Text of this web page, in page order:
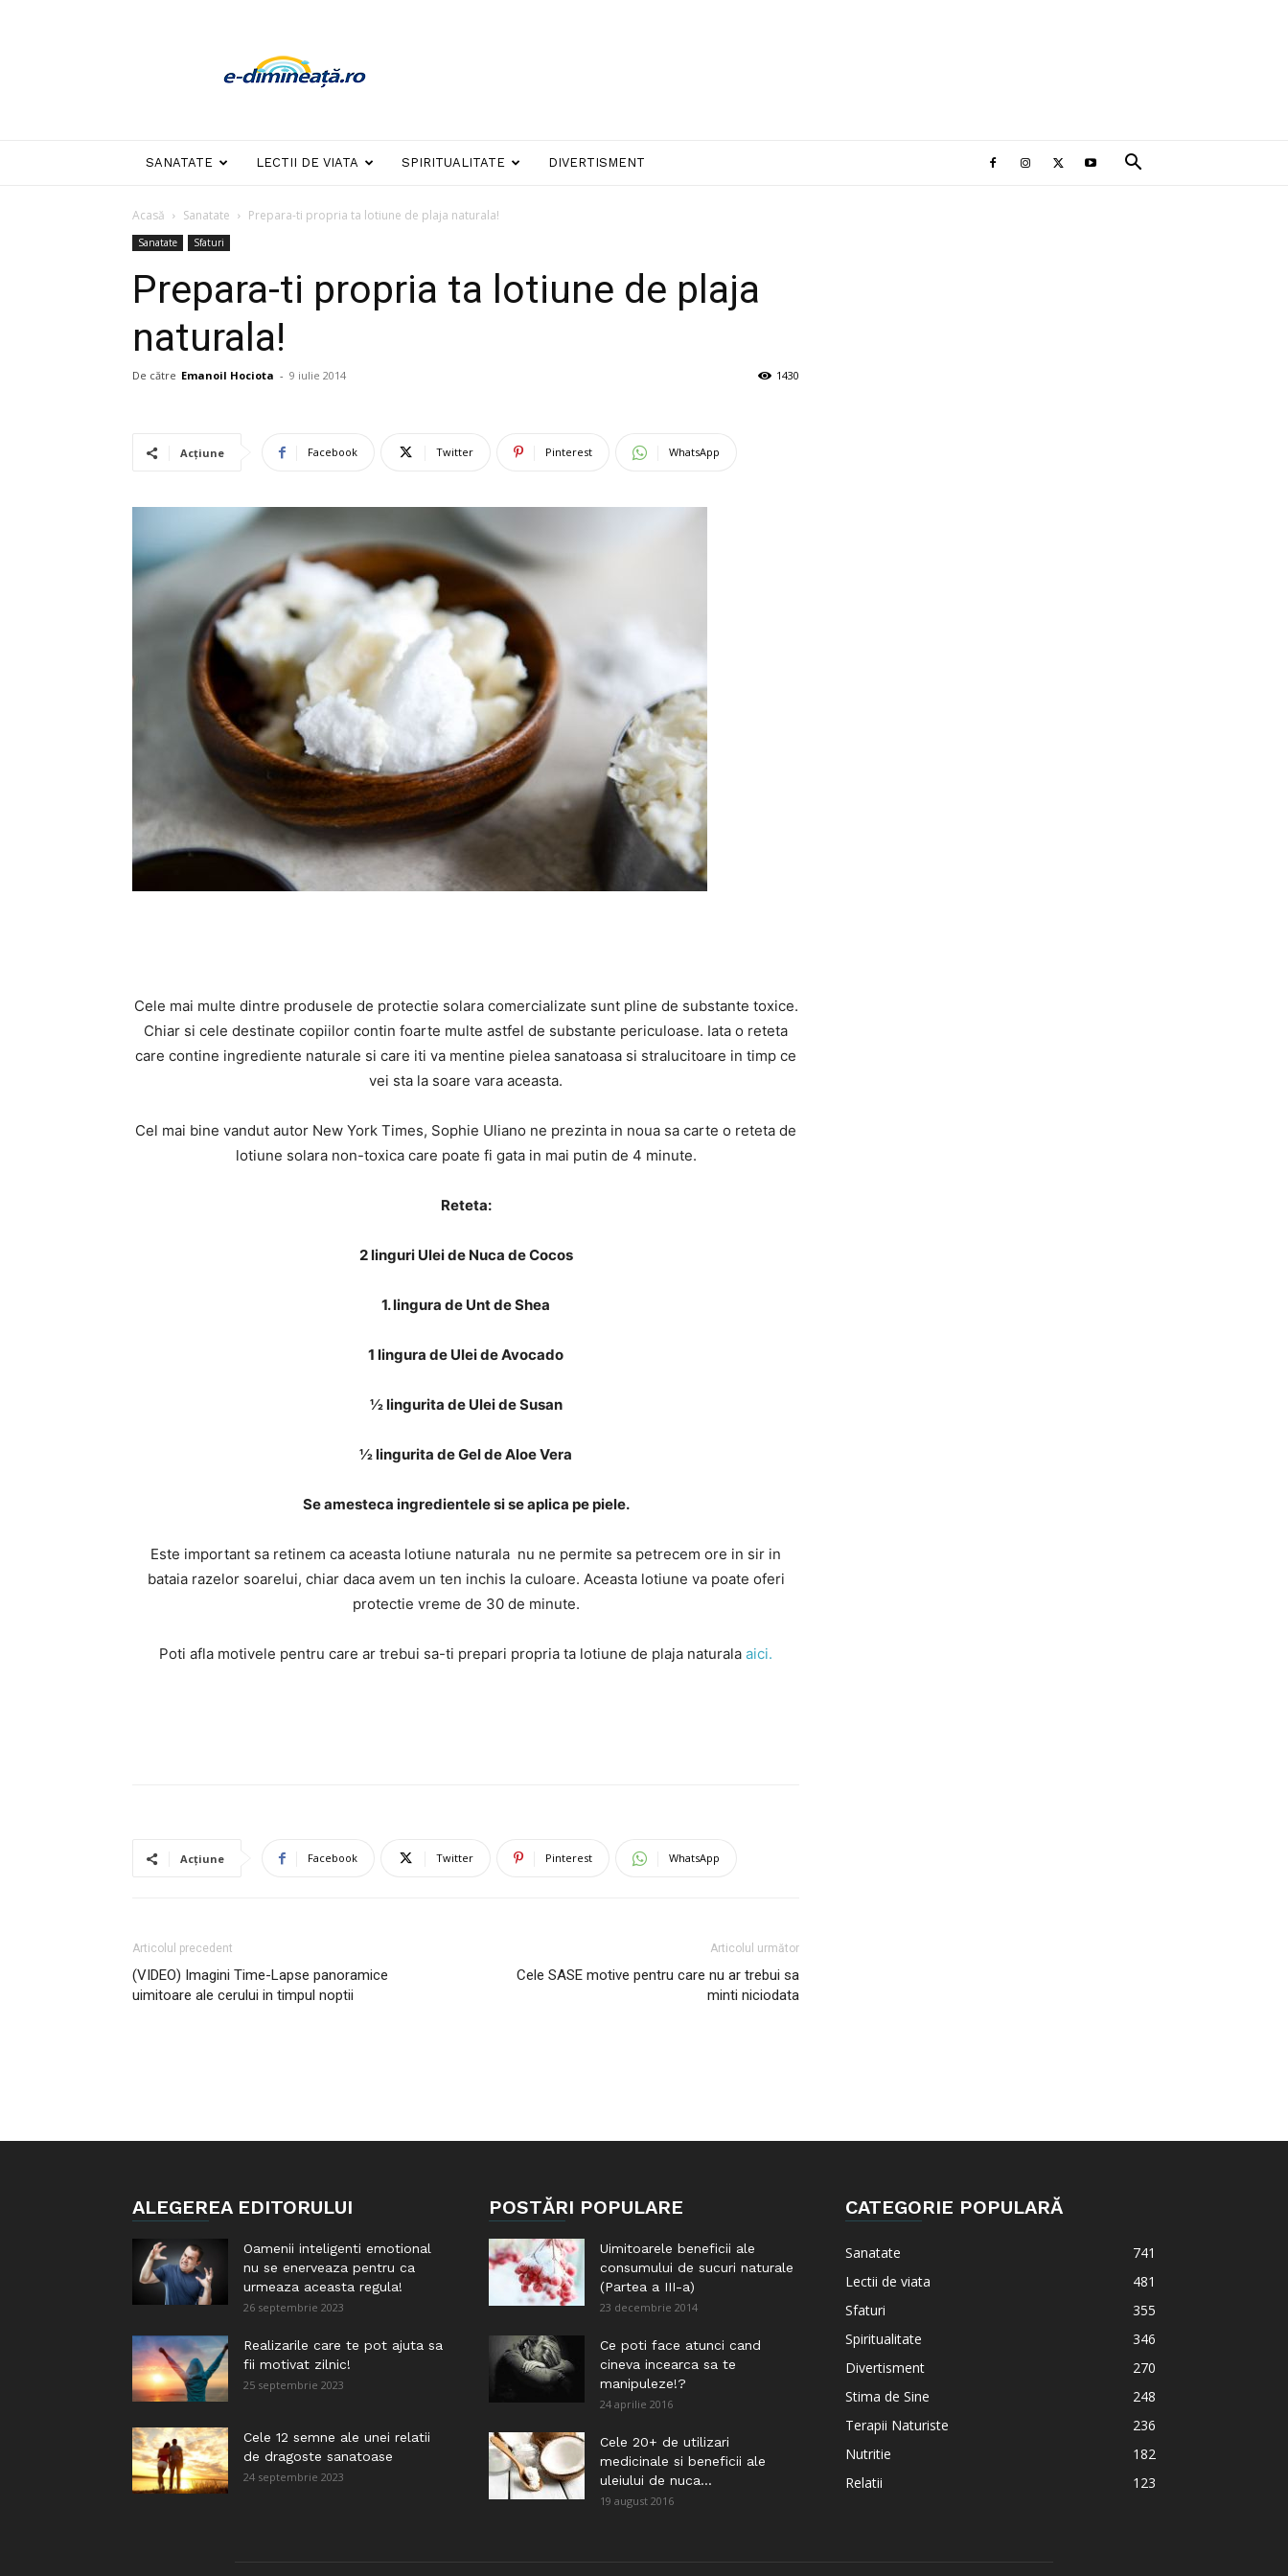
dimineata
SANATATE LECTII DE VIATA SPIRITUALITATE DIVERTISMENT
Acasă Sanatate Prepara-ti propria ta lotiune de plaja naturala!
Sanatate Sfaturi
Prepara-ti propria ta lotiune de plaja
naturala!
De către Emanoil Hociota - 9 iulie 2014 1430
Acțiune Facebook Twitter Pinterest WhatsApp
Cele mai multe dintre produsele de protectie solara comercializate sunt pline de substante toxice.
Chiar si cele destinate copiilor contin foarte multe astfel de substante periculoase. Iata o reteta
care contine ingrediente naturale si care iti va mentine pielea sanatoasa si stralucitoare in timp ce
vei sta la soare vara aceasta.
Cel mai bine vandut autor New York Times, Sophie Uliano ne prezinta in noua sa carte o reteta de
lotiune solara non-toxica care poate fi gata in mai putin de 4 minute.
Reteta:
2 linguri Ulei de Nuca de Cocos
1. lingura de Unt de Shea
1 lingura de Ulei de Avocado
½ lingurita de Ulei de Susan
½ lingurita de Gel de Aloe Vera
Se amesteca ingredientele si se aplica pe piele.
Este important sa retinem ca aceasta lotiune naturala nu ne permite sa petrecem ore in sir in
bataia razelor soarelui, chiar daca avem un ten inchis la culoare. Aceasta lotiune va poate oferi
protectie vreme de 30 de minute.
Poti afla motivele pentru care ar trebui sa-ti prepari propria ta lotiune de plaja naturala aici.
Acțiune Facebook Twitter Pinterest WhatsApp
Articolul precedent
(VIDEO) Imagini Time-Lapse panoramice
uimitoare ale cerului in timpul noptii
Articolul următor
Cele SASE motive pentru care nu ar trebui sa
minti niciodata
ALEGEREA EDITORULUI
Oamenii inteligenti emotional
nu se enerveaza pentru ca
urmeaza aceasta regula!
26 septembrie 2023
Realizarile care te pot ajuta sa
fii motivat zilnic!
25 septembrie 2023
Cele 12 semne ale unei relatii
de dragoste sanatoase
24 septembrie 2023
POSTĂRI POPULARE
Uimitoarele beneficii ale
consumului de sucuri naturale
(Partea a III-a)
23 decembrie 2014
Ce poti face atunci cand
cineva incearca sa te
manipuleze!?
24 aprilie 2016
Cele 20+ de utilizari
medicinale si beneficii ale
uleiului de nuca...
19 august 2016
CATEGORIE POPULARĂ
Sanatate
741
Lectii de viata
481
Sfaturi
355
Spiritualitate
346
Divertisment
270
Stima de Sine
248
Terapii Naturiste
236
Nutritie
182
Relatii
123